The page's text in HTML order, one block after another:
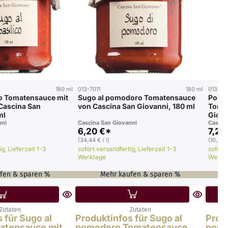
180 ml
Tomatensauce mit
San
Lieferzeit 1-3
& sparen %
Zutaten
für Sugo al
013-7011 180 ml
Sugo al pomodoro Tomatensauce
von Cascina San Giovanni, 180 ml
Cascina San Giovanni
6,20 €*
(34,44 € / l)
sofort versandfertig, Lieferzeit 1-3
Werktage
Mehr kaufen & sparen %
Zutaten
Produktinfos für Sugo al
013-
(10,59
sofort